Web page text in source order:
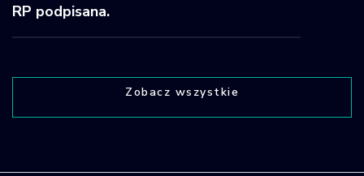
RP podpisana.
Zobacz wszystkie